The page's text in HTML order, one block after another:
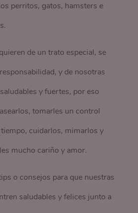
perritos, gatos, hamsters e
de un trato especial, se
y de nosotras
y fuertes, por eso
tomarles un control
cuidarlos, mimarlos y
mucho cariño y amor.
o consejos para que nuestras
saludables y felices junto a